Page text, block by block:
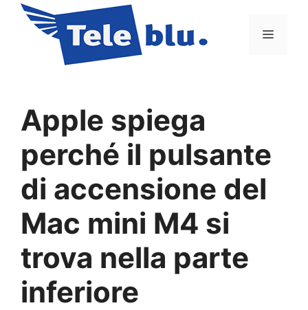
contenuto
Menu
Apple spiega
perché il pulsante
di accensione del
Mac mini M4 si
trova nella parte
inferiore